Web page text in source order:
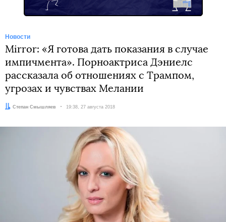
Новости
Mirror: «Я готова дать показания в случае
импичмента». Порноактриса Дэниелс
рассказала об отношениях с Трампом,
угрозах и чувствах Мелании
Автор:
Степан Смышляев Дата:
19:38, 27 августа 2018